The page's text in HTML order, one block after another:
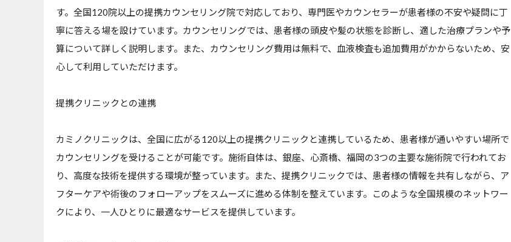
す。全国120院以上の提携カウンセリング院で対応しており、専門医やカウンセラーが患者様の不安や疑問に丁
寧に答える場を設けています。カウンセリングでは、患者様の頭皮や髪の状態を診断し、適した治療プランや予
算について詳しく説明します。また、カウンセリング費用は無料で、血液検査も追加費用がかからないため、安
心して利用していただけます。
提携クリニックとの連携
カミノクリニックは、全国に広がる120以上の提携クリニックと連携しているため、患者様が通いやすい場所で
カウンセリングを受けることが可能です。施術自体は、銀座、心斎橋、福岡の3つの主要な施術院で行われてお
り、高度な技術を提供する環境が整っています。また、提携クリニックでは、患者様の情報を共有しながら、ア
フターケアや術後のフォローアップをスムーズに進める体制を整えています。このような全国規模のネットワー
クにより、一人ひとりに最適なサービスを提供しています。